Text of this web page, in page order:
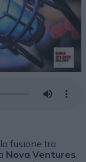
fusione tra
Nova Ventures